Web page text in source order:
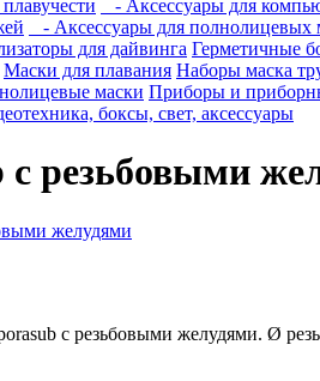
- Аксессуары для
- Аксессуары для полнолицевых
для дайвинга Герметичные
Маски для плавания Наборы маска
маски Приборы и
боксы, свет, аксессуары
с резьбовыми
с резьбовыми желудями. Ø